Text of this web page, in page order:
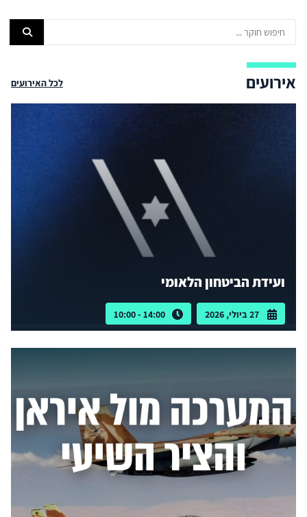
אירועים לכל האירועים
ועידת הביטחון הלאומי
27 ביולי, 2026 14:00 - 10:00